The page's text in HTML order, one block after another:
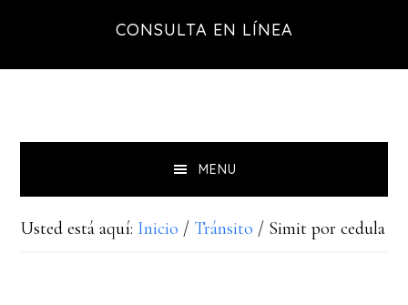
la
contenido
CONSULTA EN LÍNEA
MENU
Usted está aquí: Inicio / Tránsito / Simit por cedula